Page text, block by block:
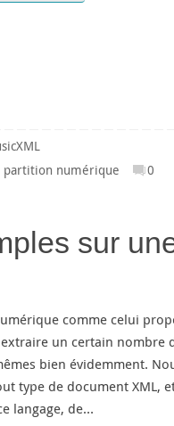
partition numérique 0
sur
comme celui
un certain
bien évidemment.
type de document XML,
langage, de…